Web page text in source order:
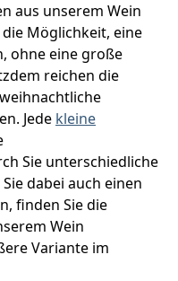
aus unserem Wein
Möglichkeit, eine
ohne eine große
reichen die
Jede kleine
Sie unterschiedliche
dabei auch einen
finden Sie die
Wein
Variante im